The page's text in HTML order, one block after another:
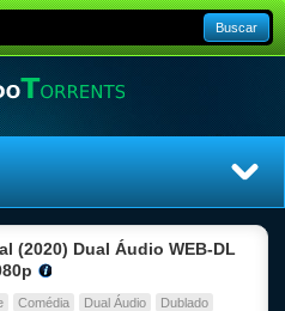
Buscar
(2020) Dual Áudio WEB-DL
Comédia Dual Áudio
Dublado